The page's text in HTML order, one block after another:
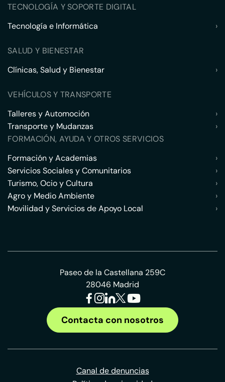
TECNOLOGÍA Y SOPORTE DIGITAL
Tecnología e Informática
›
SALUD Y BIENESTAR
Clínicas, Salud y Bienestar
›
VEHÍCULOS Y TRANSPORTE
Talleres y Automoción
›
Transporte y Mudanzas
›
FORMACIÓN, AYUDA Y OTROS SERVICIOS
Formación y Academias
›
Servicios Sociales y Comunitarios
›
Turismo, Ocio y Cultura
›
Agro y Medio Ambiente
›
Movilidad y Servicios de Apoyo Local
›
Paseo de la Castellana 259C
28046 Madrid
Contacta con nosotros
Canal de denuncias